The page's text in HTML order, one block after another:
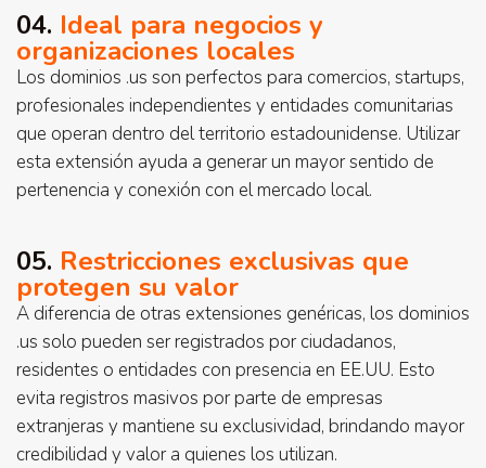
04. Ideal para negocios y
organizaciones locales
Los dominios .us son perfectos para comercios, startups,
profesionales independientes y entidades comunitarias
que operan dentro del territorio estadounidense. Utilizar
esta extensión ayuda a generar un mayor sentido de
pertenencia y conexión con el mercado local.
05. Restricciones exclusivas que
protegen su valor
A diferencia de otras extensiones genéricas, los dominios
.us solo pueden ser registrados por ciudadanos,
residentes o entidades con presencia en EE.UU. Esto
evita registros masivos por parte de empresas
extranjeras y mantiene su exclusividad, brindando mayor
credibilidad y valor a quienes los utilizan.